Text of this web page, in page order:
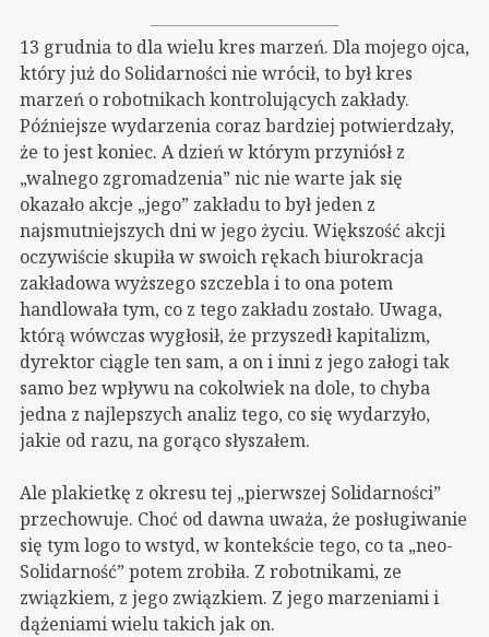
13 grudnia to dla wielu kres marzeń. Dla mojego ojca,
który już do Solidarności nie wrócił, to był kres
marzeń o robotnikach kontrolujących zakłady.
Późniejsze wydarzenia coraz bardziej potwierdzały,
że to jest koniec. A dzień w którym przyniósł z
„walnego zgromadzenia” nic nie warte jak się
okazało akcje „jego” zakładu to był jeden z
najsmutniejszych dni w jego życiu. Większość akcji
oczywiście skupiła w swoich rękach biurokracja
zakładowa wyższego szczebla i to ona potem
handlowała tym, co z tego zakładu zostało. Uwaga,
którą wówczas wygłosił, że przyszedł kapitalizm,
dyrektor ciągle ten sam, a on i inni z jego załogi tak
samo bez wpływu na cokolwiek na dole, to chyba
jedna z najlepszych analiz tego, co się wydarzyło,
jakie od razu, na gorąco słyszałem.
Ale plakietkę z okresu tej „pierwszej Solidarności”
przechowuje. Choć od dawna uważa, że posługiwanie
się tym logo to wstyd, w kontekście tego, co ta „neo-
Solidarność” potem zrobiła. Z robotnikami, ze
związkiem, z jego związkiem. Z jego marzeniami i
dążeniami wielu takich jak on.